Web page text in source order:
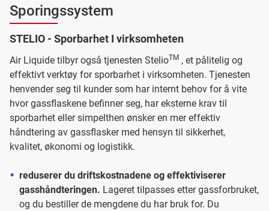
Sporingssystem
STELIO - Sporbarhet I virksomheten
Air Liquide tilbyr også tjenesten StelioTM , et pålitelig og
effektivt verktøy for sporbarhet i virksomheten. Tjenesten
henvender seg til kunder som har internt behov for å vite
hvor gassflaskene befinner seg, har eksterne krav til
sporbarhet eller simpelthen ønsker en mer effektiv
håndtering av gassflasker med hensyn til sikkerhet,
kvalitet, økonomi og logistikk.
reduserer du driftskostnadene og effektiviserer
gasshåndteringen. Lageret tilpasses etter gassforbruket,
og du bestiller de mengdene du har bruk for. Du